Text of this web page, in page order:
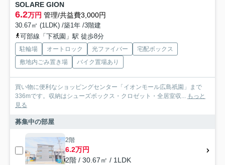
SOLARE GION
6.2万円 管理/共益費3,000円
30.67㎡ (1LDK) /築1年 /3階建
可部線「下祇園」駅 徒歩8分
駐輪場 オートロック 光ファイバー
宅配ボックス
敷地内ごみ置き場
バイク置場あり
買い物に便利なショッピングセンター「イオンモール広島祇園」まで
336mです。収納はシューズボックス・クロゼット・全居室収... もっと
見る
募集中の部屋
2階
6.2万円
2階 / 30.67㎡ / 1LDK